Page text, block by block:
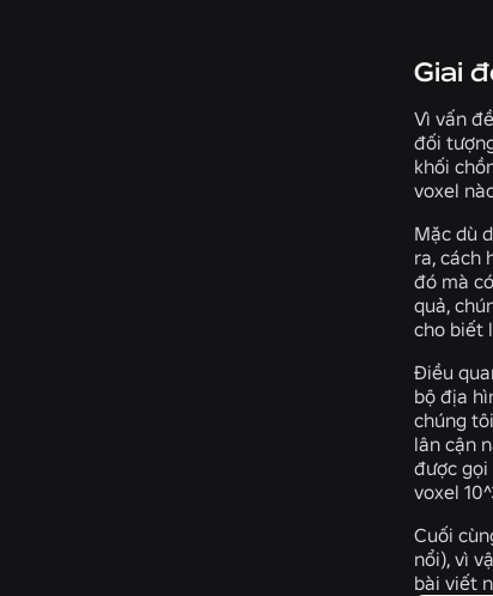
Giai
Vì vấn
đối
khối
voxel
Mặc dù
ra, cách
đó mà
quả,
cho biết
Điều
bộ địa
chúng
lân cận
được gọi
voxel
Cuối
nổi), vì
bài viết